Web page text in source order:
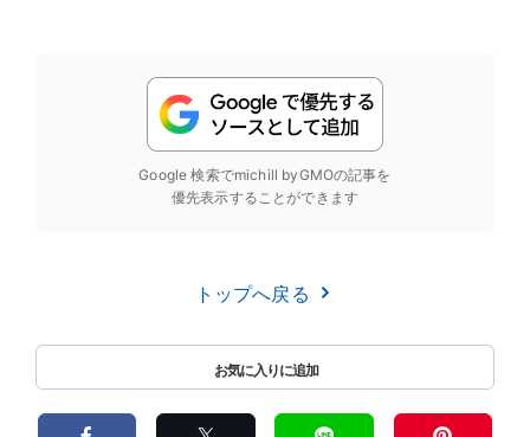
Google 検索でmichill byGMOの記事を
優先表示することができます
トップへ戻る